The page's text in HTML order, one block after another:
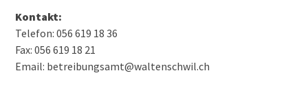
Kontakt:
Telefon: 056 619 18 36
Fax: 056 619 18 21
Email: betreibungsamt@waltenschwil.ch